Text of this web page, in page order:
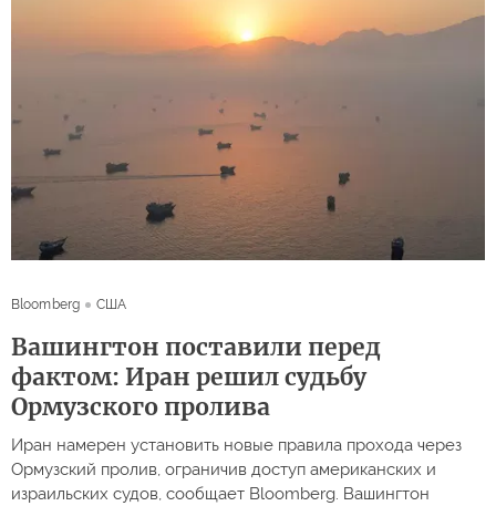
Bloomberg США
Вашингтон поставили перед
фактом: Иран решил судьбу
Ормузского пролива
Иран намерен установить новые правила прохода через
Ормузский пролив, ограничив доступ американских и
израильских судов, сообщает Bloomberg. Вашингтон